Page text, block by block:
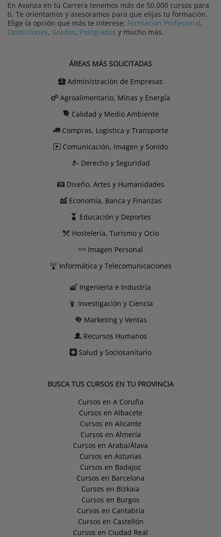
En Avanza en tu Carrera tenemos más de 50.000 cursos para
ti. Te orientamos y asesoramos para que elijas tu formación.
Elige la opción que más te interese: Formación Profesional,
Oposiciones, Grados, Postgrados y mucho más.
ÁREAS MÁS SOLICITADAS
Administración de Empresas
Agroalimentario, Minas y Energía
Calidad y Medio Ambiente
Compras, Logística y Transporte
Comunicación, Imagen y Sonido
Derecho y Seguridad
Diseño, Artes y Humanidades
Economía, Banca y Finanzas
Educación y Deportes
Hostelería, Turismo y Ocio
Imagen Personal
Informática y Telecomunicaciones
Ingeniería e Industria
Investigación y Ciencia
Marketing y Ventas
Recursos Humanos
Salud y Sociosanitario
BUSCA TUS CURSOS EN TU PROVINCIA
Cursos en A Coruña
Cursos en Albacete
Cursos en Alicante
Cursos en Almería
Cursos en Araba/Álava
Cursos en Asturias
Cursos en Badajoz
Cursos en Barcelona
Cursos en Bizkaia
Cursos en Burgos
Cursos en Cantabria
Cursos en Castellón
Cursos en Ciudad Real